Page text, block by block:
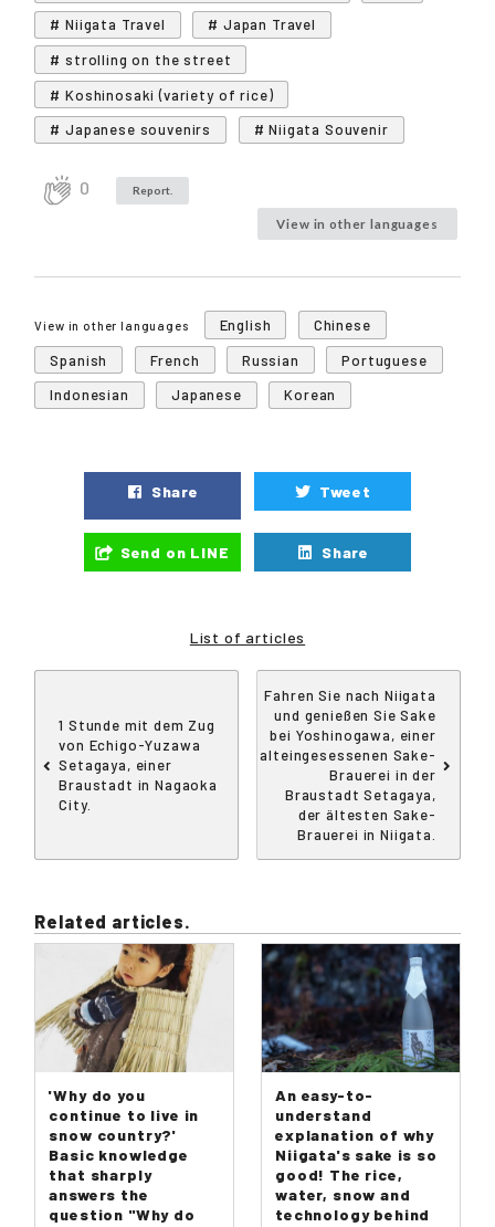
# Niigata Travel
# Japan Travel
# strolling on the street
# Koshinosaki (variety of rice)
# Japanese souvenirs
# Niigata Souvenir
0 Report.
View in other languages
View in other languages English
Chinese
Spanish
French Russian
Portuguese
Indonesian
Japanese Korean
Share Tweet
Send on LINE Share
List of articles
1 Stunde mit dem Zug
von Echigo-Yuzawa
Setagaya, einer
Braustadt in Nagaoka
City.
Fahren Sie nach Niigata
und genießen Sie Sake
bei Yoshinogawa, einer
alteingesessenen Sake-
Brauerei in der
Braustadt Setagaya,
der ältesten Sake-
Brauerei in Niigata.
Related articles.
'Why do you
continue to live in
snow country?'
Basic knowledge
that sharply
answers the
question "Why do
An easy-to-
understand
explanation of why
Niigata's sake is so
good! The rice,
water, snow and
technology behind